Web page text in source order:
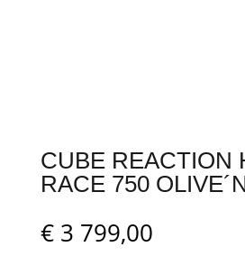
CUBE REACTION
RACE 750
€3 799,00